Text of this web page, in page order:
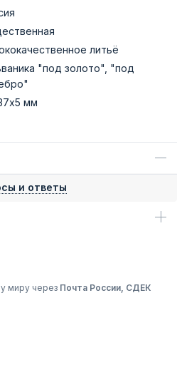
литьё
"под золото", "под
мм
и ответы
миру через Почта России, СДЕК